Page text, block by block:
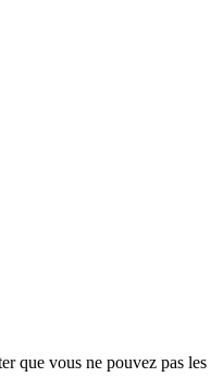
vous ne pouvez pas